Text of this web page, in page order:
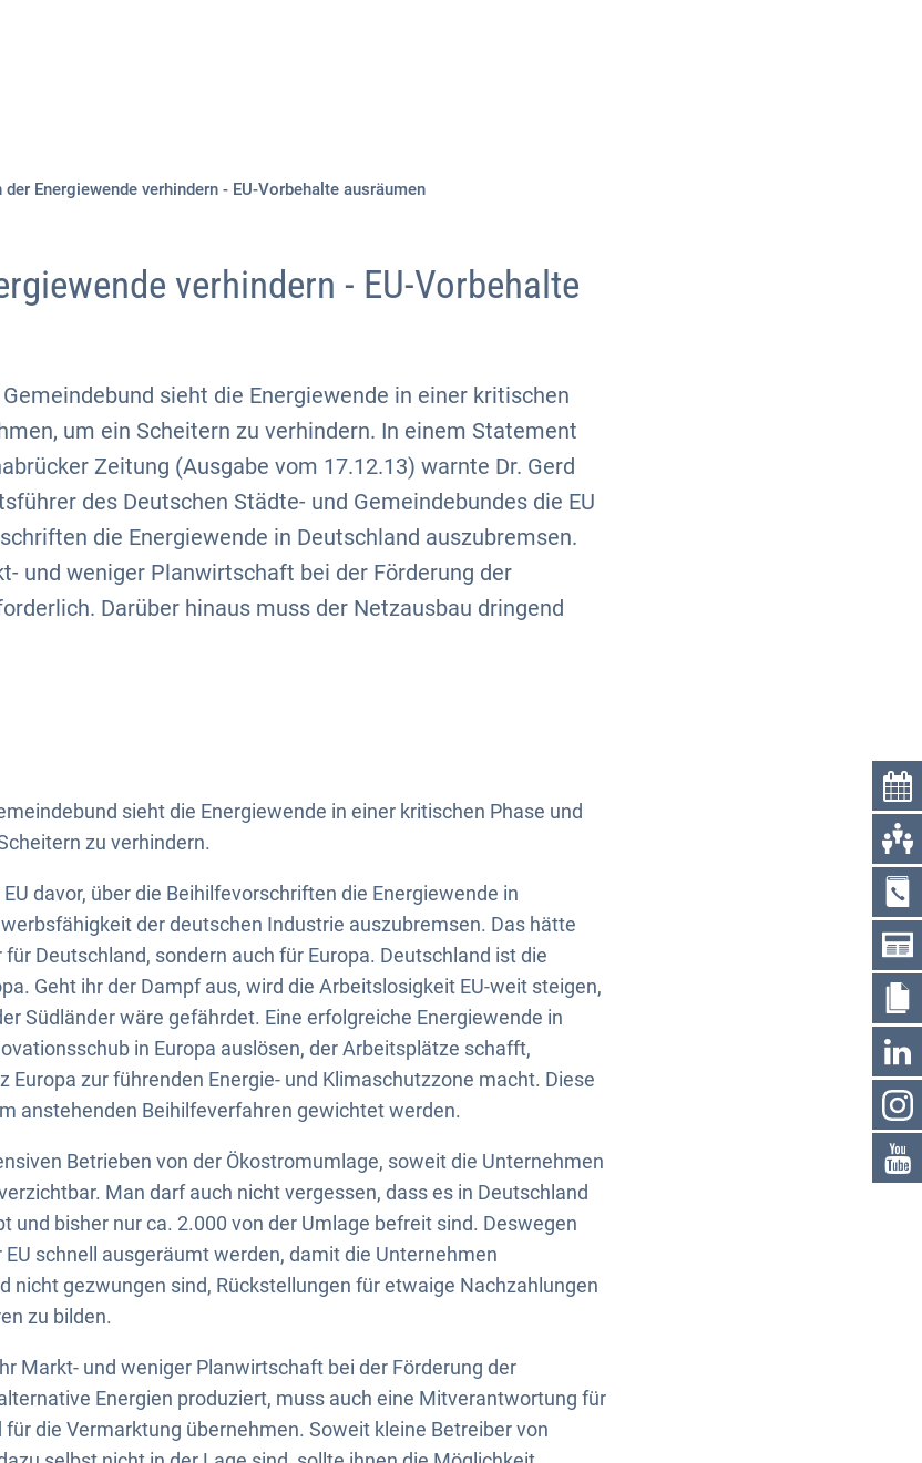
der Energiewende verhindern - EU-Vorbehalte ausräumen
verhindern - EU-Vorbehalte
sieht die Energiewende in einer kritischen
um ein Scheitern zu verhindern. In einem Statement
Zeitung (Ausgabe vom 17.12.13) warnte Dr. Gerd
des Deutschen Städte- und Gemeindebundes die EU
die Energiewende in Deutschland auszubremsen.
und weniger Planwirtschaft bei der Förderung der
Darüber hinaus muss der Netzausbau dringend
sieht die Energiewende in einer kritischen Phase und
zu verhindern.
davor, über die Beihilfevorschriften die Energiewende in
der deutschen Industrie auszubremsen. Das hätte
Deutschland, sondern auch für Europa. Deutschland ist die
Geht ihr der Dampf aus, wird die Arbeitslosigkeit EU-weit steigen,
Südländer wäre gefährdet. Eine erfolgreiche Energiewende in
in Europa auslösen, der Arbeitsplätze schafft,
Europa zur führenden Energie- und Klimaschutzzone macht. Diese
anstehenden Beihilfeverfahren gewichtet werden.
Betrieben von der Ökostromumlage, soweit die Unternehmen
Man darf auch nicht vergessen, dass es in Deutschland
und bisher nur ca. 2.000 von der Umlage befreit sind. Deswegen
schnell ausgeräumt werden, damit die Unternehmen
nicht gezwungen sind, Rückstellungen für etwaige Nachzahlungen
zu bilden.
Markt- und weniger Planwirtschaft bei der Förderung der
Energien produziert, muss auch eine Mitverantwortung für
die Vermarktung übernehmen. Soweit kleine Betreiber von